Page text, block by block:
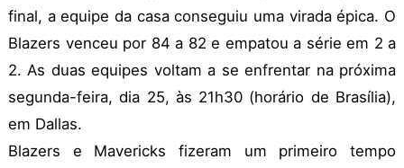
final, a equipe da casa conseguiu uma virada épica. O
Blazers venceu por 84 a 82 e empatou a série em 2 a
2. As duas equipes voltam a se enfrentar na próxima
segunda-feira, dia 25, às 21h30 (horário de Brasília),
em Dallas.
Blazers e Mavericks fizeram um primeiro tempo